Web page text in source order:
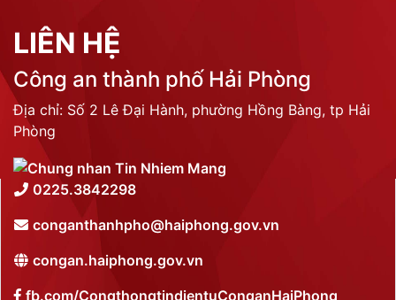
LIÊN HỆ
Công an thành phố Hải Phòng
Địa chỉ: Số 2 Lê Đại Hành, phường Hồng Bàng, tp Hải
Phòng
0225.3842298
conganthanhpho@haiphong.gov.vn
congan.haiphong.gov.vn
fb.com/CongthongtindientuConganHaiPhong